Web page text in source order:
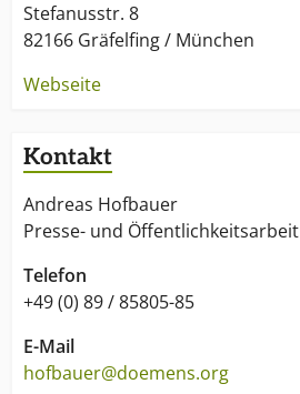
Stefanusstr. 8
82166 Gräfelfing / München
Webseite
Kontakt
Andreas Hofbauer
Presse- und Öffentlichkeitsarbeit
Telefon
+49 (0) 89 / 85805-85
E-Mail
hofbauer@doemens.org